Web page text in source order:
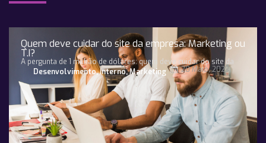
Quem deve cuidar do site da empresa: Marketing ou
T.I?
A pergunta de 1 milhão de dólares: quem deve cuidar do site da
Desenvolvimento,Interno,Marketing 20 Maio, 2023